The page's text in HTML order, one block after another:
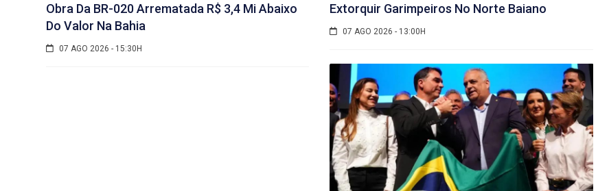
Obra Da BR-020 Arrematada R$ 3,4 Mi Abaixo
Do Valor Na Bahia
07 AGO 2026 - 15:30H
Extorquir Garimpeiros No Norte Baiano
07 AGO 2026 - 13:00H